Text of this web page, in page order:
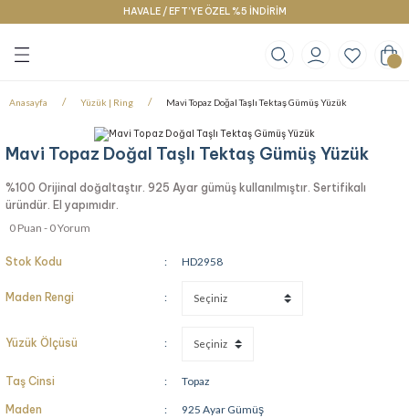
HAVALE / EFT’YE ÖZEL %5 İNDİRİM
Geri Dön
Geri Dön
Geri Dön
Anasayfa Yüzük | Ring Mavi Topaz Doğal Taşlı Tektaş Gümüş Yüzük
Mavi Topaz Doğal Taşlı Tektaş Gümüş Yüzük
%100 Orijinal doğaltaştır. 925 Ayar gümüş kullanılmıştır. Sertifikalı
üründür. El yapımıdır.
0 Puan - 0 Yorum
Stok Kodu HD2958
Maden Rengi
Yüzük Ölçüsü
Taş Cinsi Topaz
Maden 925 Ayar Gümüş